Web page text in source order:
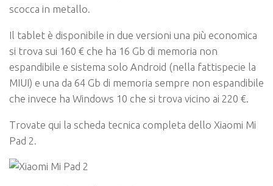
scocca in metallo.
Il tablet è disponibile in due versioni una più economica
si trova sui 160 € che ha 16 Gb di memoria non
espandibile e sistema solo Android (nella fattispecie la
MIUI) e una da 64 Gb di memoria sempre non espandibile
che invece ha Windows 10 che si trova vicino ai 220 €.
Trovate qui la scheda tecnica completa dello Xiaomi Mi
Pad 2.